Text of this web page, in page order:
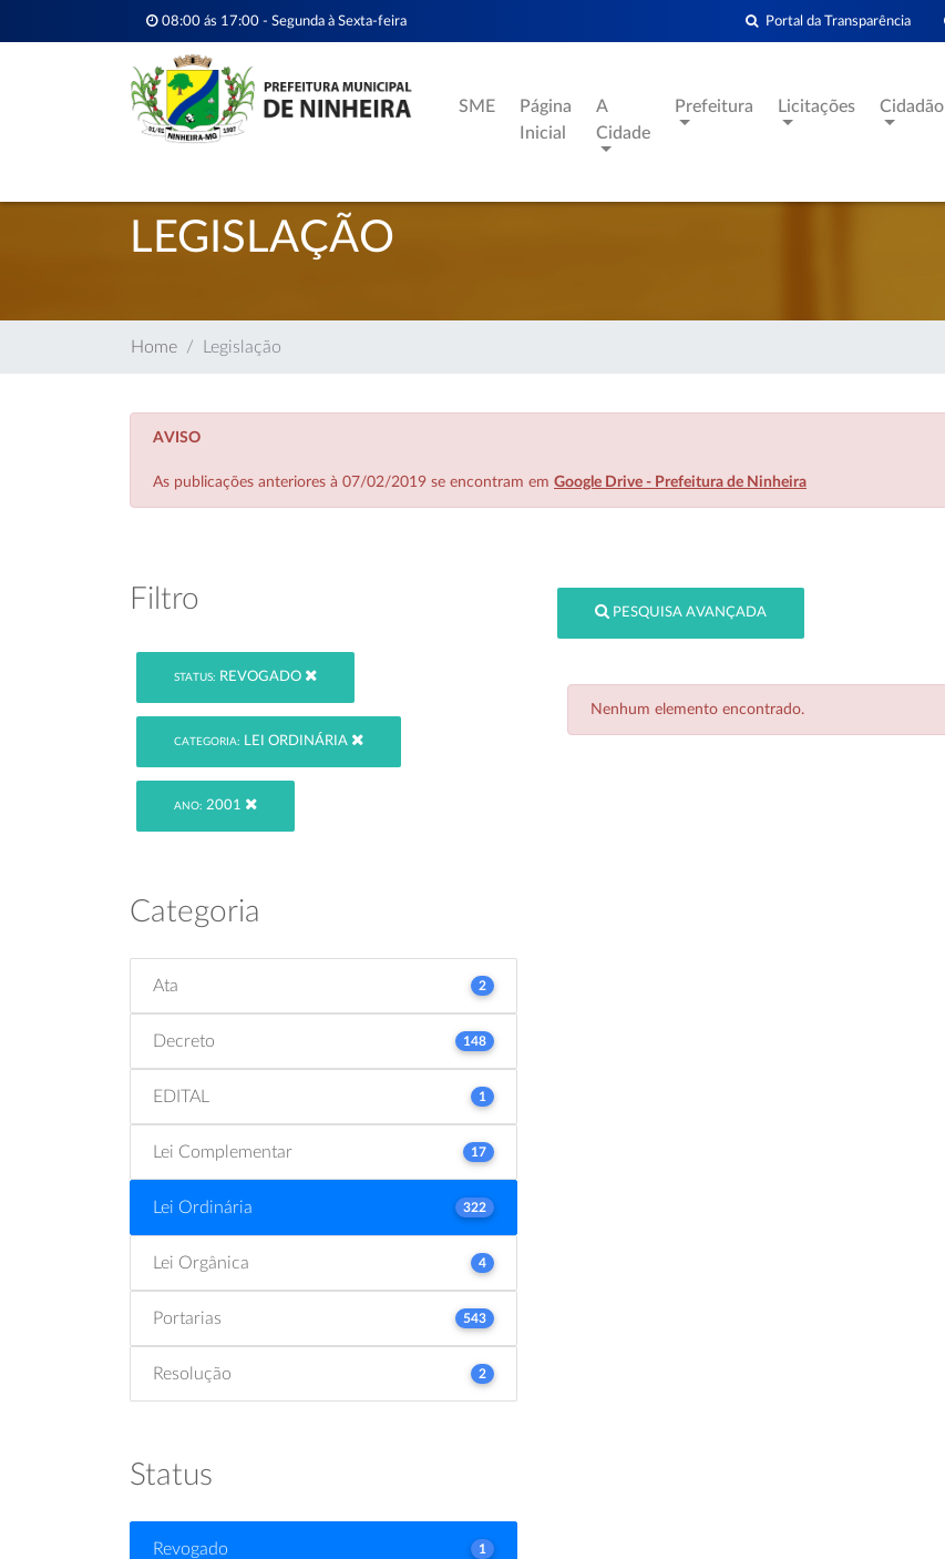
08:00 ás 17:00 - Segunda à Sexta-feira Portal da Transparência
SME
Página
Inicial
A
Cidade
Prefeitura Licitações Cidadão
LEGISLAÇÃO
Home Legislação
AVISO
As publicações anteriores à 07/02/2019 se encontram em Google Drive - Prefeitura de Ninheira
Filtro
STATUS: REVOGADO
CATEGORIA: LEI ORDINÁRIA
ANO: 2001
Categoria
Ata 2
Decreto 148
EDITAL 1
Lei Complementar 17
Lei Ordinária 322
Lei Orgânica 4
Portarias 543
Resolução 2
Status
Revogado 1
PESQUISA AVANÇADA
Nenhum elemento encontrado.